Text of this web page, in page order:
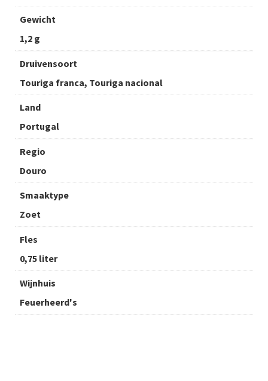
Gewicht
1,2 g
Druivensoort
Touriga franca, Touriga nacional
Land
Portugal
Regio
Douro
Smaaktype
Zoet
Fles
0,75 liter
Wijnhuis
Feuerheerd's